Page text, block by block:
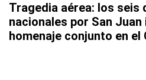
Tragedia aérea: los seis
nacionales por San Juan
homenaje conjunto en el